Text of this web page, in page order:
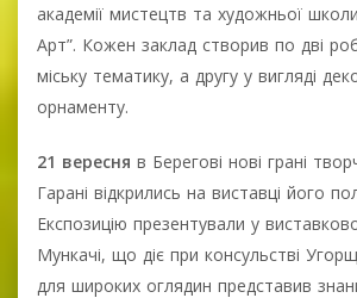
академії мистецтв та художньої
Арт”. Кожен заклад створив по дві
міську тематику, а другу у вигляді
орнаменту.
21 вересня в Берегові нові грані
Гарані відкрились на виставці його
Експозицію презентували у
Мункачі, що діє при консульстві
для широких оглядин представив